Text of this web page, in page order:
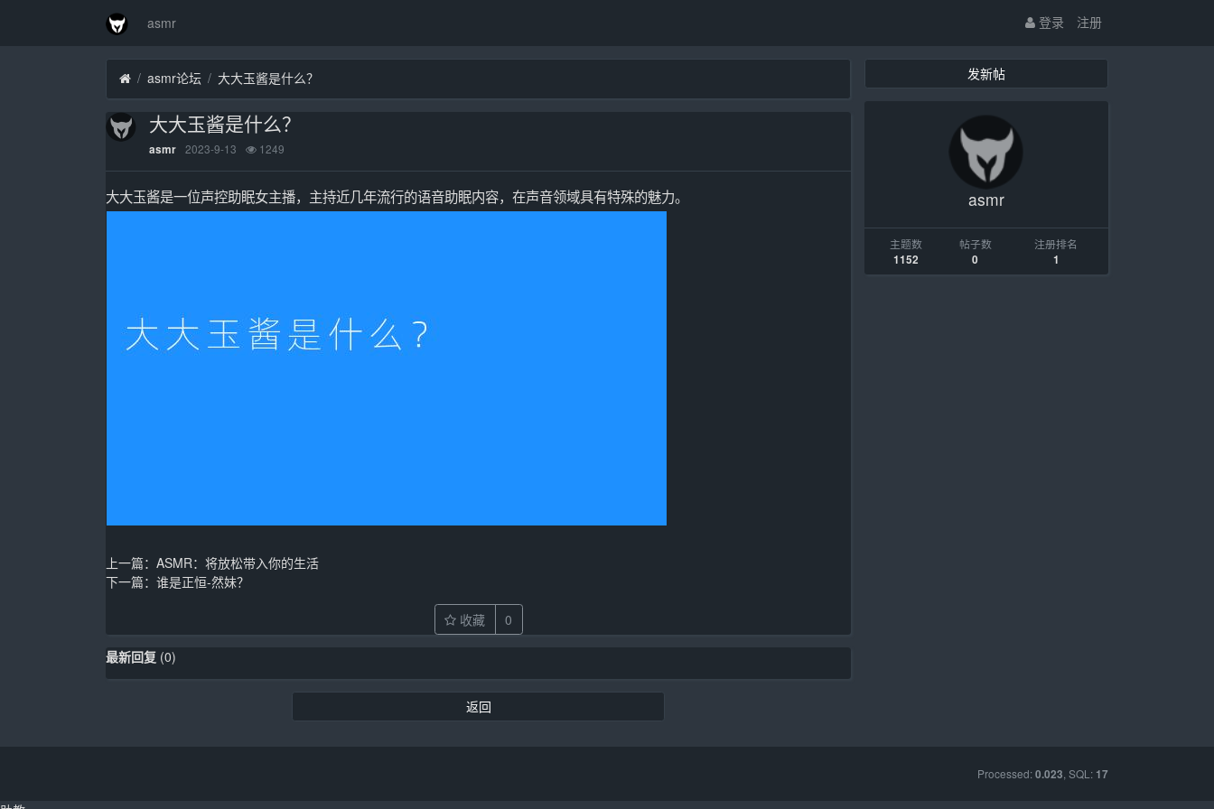
asmr 登录 注册
asmr论坛 大大玉酱是什么？
大大玉酱是什么？
asmr 2023-9-13 1249
大大玉酱是一位声控助眠女主播，主持近几年流行的语音助眠内容，在声音领域具有特殊的魅力。
上一篇： ASMR：将放松带入你的生活
下一篇： 谁是正恒-然妹？
收藏 0
最新回复 (0)
返回
发新帖
asmr
主题数
1152
帖子数
0
注册排名
1
Processed:0.023 , SQL: 17